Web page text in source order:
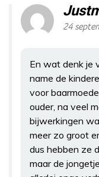
24
En wat denk je
name de
voor
ouder, na veel
bijwerkingen
meer zo groot
dus hebben ze
maar de